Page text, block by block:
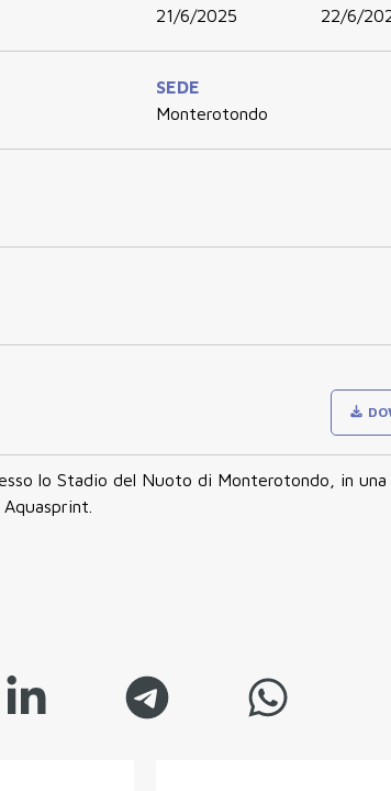
21/6/2025
22/6/
SEDE
Monterotondo
lo Stadio del Nuoto di Monterotondo, in una